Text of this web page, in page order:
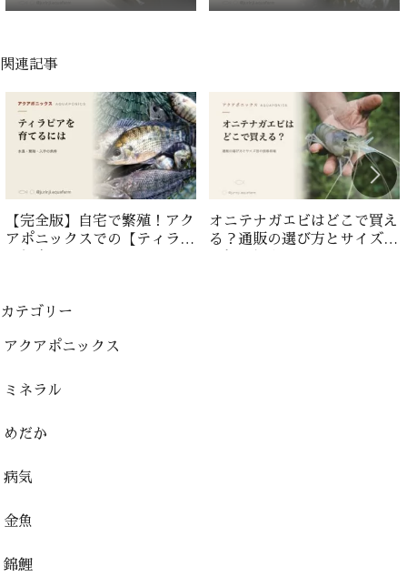
どこを見るか
関連記事
【完全版】自宅で繁殖！アク
アポニックスでの【ティラピ
オニテナガエビはどこで買え
る？通販の選び方とサイズ別
カテゴリー
アクアポニックス
ミネラル
めだか
病気
金魚
錦鯉